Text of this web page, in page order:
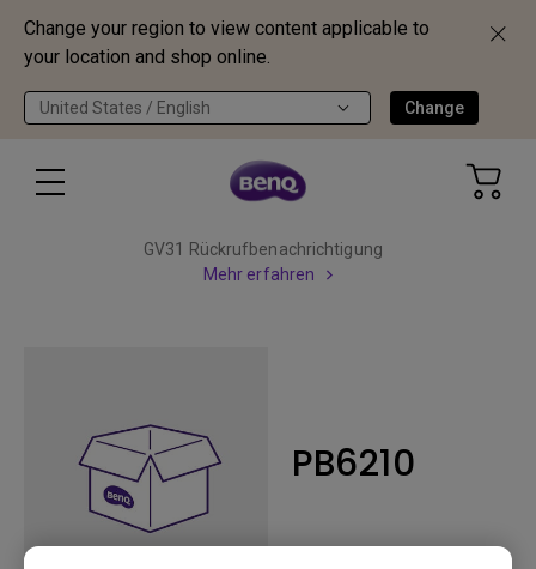
Change your region to view content applicable to
your location and shop online.
United States / English Change
GV31 Rückrufbenachrichtigung
Mehr erfahren
PB6210